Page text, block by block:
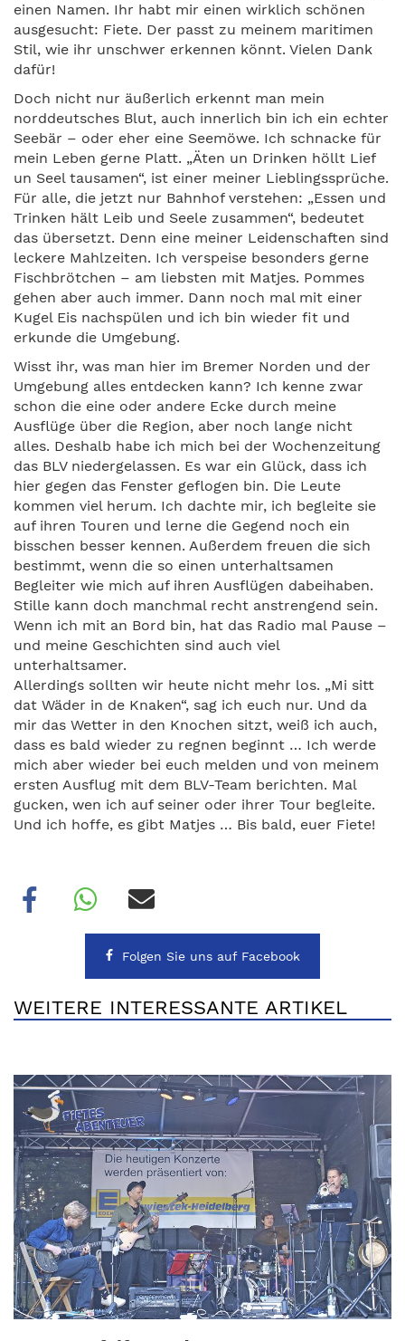
einen Namen. Ihr habt mir einen wirklich schönen
ausgesucht: Fiete. Der passt zu meinem maritimen
Stil, wie ihr unschwer erkennen könnt. Vielen Dank
dafür!
Doch nicht nur äußerlich erkennt man mein
norddeutsches Blut, auch innerlich bin ich ein echter
Seebär – oder eher eine Seemöwe. Ich schnacke für
mein Leben gerne Platt. „Äten un Drinken höllt Lief
un Seel tausamen“, ist einer meiner Lieblingssprüche.
Für alle, die jetzt nur Bahnhof verstehen: „Essen und
Trinken hält Leib und Seele zusammen“, bedeutet
das übersetzt. Denn eine meiner Leidenschaften sind
leckere Mahlzeiten. Ich verspeise besonders gerne
Fischbrötchen – am liebsten mit Matjes. Pommes
gehen aber auch immer. Dann noch mal mit einer
Kugel Eis nachspülen und ich bin wieder fit und
erkunde die Umgebung.
Wisst ihr, was man hier im Bremer Norden und der
Umgebung alles entdecken kann? Ich kenne zwar
schon die eine oder andere Ecke durch meine
Ausflüge über die Region, aber noch lange nicht
alles. Deshalb habe ich mich bei der Wochenzeitung
das BLV niedergelassen. Es war ein Glück, dass ich
hier gegen das Fenster geflogen bin. Die Leute
kommen viel herum. Ich dachte mir, ich begleite sie
auf ihren Touren und lerne die Gegend noch ein
bisschen besser kennen. Außerdem freuen die sich
bestimmt, wenn die so einen unterhaltsamen
Begleiter wie mich auf ihren Ausflügen dabeihaben.
Stille kann doch manchmal recht anstrengend sein.
Wenn ich mit an Bord bin, hat das Radio mal Pause –
und meine Geschichten sind auch viel
unterhaltsamer.
Allerdings sollten wir heute nicht mehr los. „Mi sitt
dat Wäder in de Knaken“, sag ich euch nur. Und da
mir das Wetter in den Knochen sitzt, weiß ich auch,
dass es bald wieder zu regnen beginnt … Ich werde
mich aber wieder bei euch melden und von meinem
ersten Ausflug mit dem BLV-Team berichten. Mal
gucken, wen ich auf seiner oder ihrer Tour begleite.
Und ich hoffe, es gibt Matjes … Bis bald, euer Fiete!
Folgen Sie uns auf Facebook
WEITERE INTERESSANTE ARTIKEL